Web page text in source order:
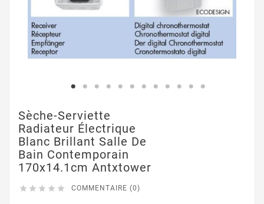
Sèche-Serviette
Radiateur Électrique
Blanc Brillant Salle De
Bain Contemporain
170x14.1cm Antxtower
     COMMENTAIRE (0)